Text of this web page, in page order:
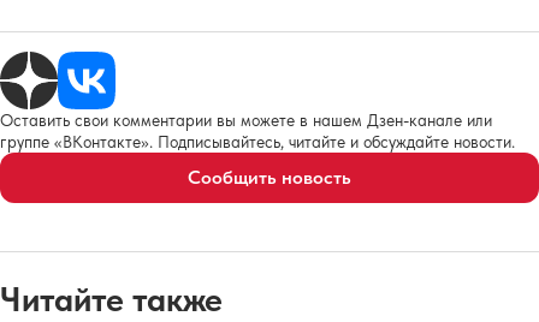
Оставить свои комментарии вы можете в нашем Дзен-канале или
группе «ВКонтакте». Подписывайтесь, читайте и обсуждайте новости.
Сообщить новость
Читайте также